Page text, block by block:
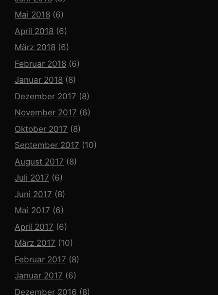
Mai 2018 (6)
April 2018 (6)
März 2018 (6)
Februar 2018 (6)
Januar 2018 (8)
Dezember 2017 (8)
November 2017 (6)
Oktober 2017 (8)
September 2017 (10)
August 2017 (8)
Juli 2017 (6)
Juni 2017 (8)
Mai 2017 (6)
April 2017 (6)
März 2017 (10)
Februar 2017 (8)
Januar 2017 (6)
Dezember 2016 (8)